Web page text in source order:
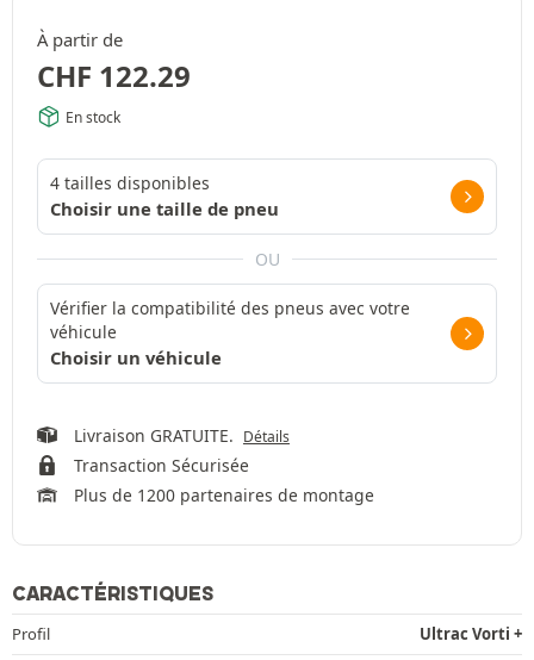
À partir de
CHF 122.29
En stock
4 tailles disponibles
Choisir une taille de pneu
OU
Vérifier la compatibilité des pneus avec votre
véhicule
Choisir un véhicule
Livraison GRATUITE. Détails
Transaction Sécurisée
Plus de 1200 partenaires de montage
CARACTÉRISTIQUES
Profil
Ultrac Vorti +